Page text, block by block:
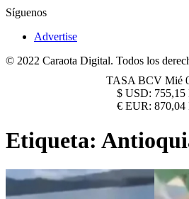
Síguenos
Advertise
© 2022 Caraota Digital. Todos los
TASA BCV Mié
$ USD: 755,15
€ EUR: 870,04
Etiqueta: